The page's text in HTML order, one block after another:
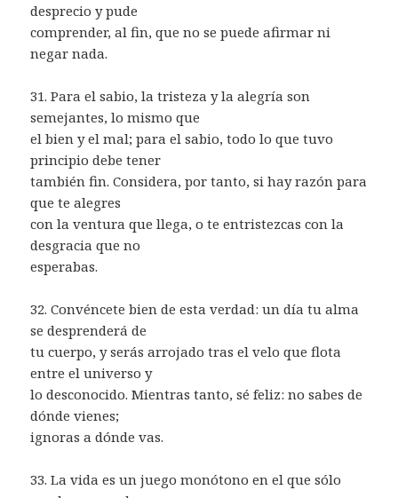
desprecio y pude
comprender, al fin, que no se puede afirmar ni
negar nada.
31. Para el sabio, la tristeza y la alegría son
semejantes, lo mismo que
el bien y el mal; para el sabio, todo lo que tuvo
principio debe tener
también fin. Considera, por tanto, si hay razón para
que te alegres
con la ventura que llega, o te entristezcas con la
desgracia que no
esperabas.
32. Convéncete bien de esta verdad: un día tu alma
se desprenderá de
tu cuerpo, y serás arrojado tras el velo que flota
entre el universo y
lo desconocido. Mientras tanto, sé feliz: no sabes de
dónde vienes;
ignoras a dónde vas.
33. La vida es un juego monótono en el que sólo